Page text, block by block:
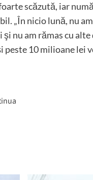
scăzută, iar
„În nicio lună, nu
nu am rămas cu
peste 10 milioane lei